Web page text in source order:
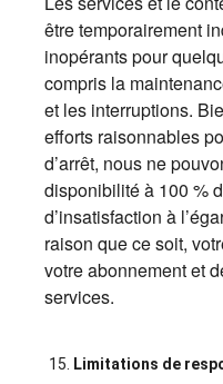
être temporairement
inopérants pour
compris la
et les interruptions.
efforts raisonnables
d’arrêt, nous ne
disponibilité à 100 %
d’insatisfaction à
raison que ce soit,
votre abonnement et
services.
Limitations de